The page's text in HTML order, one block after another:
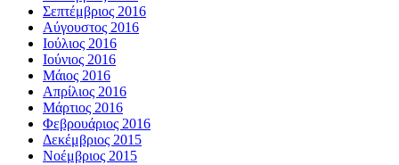
Σεπτέμβριος 2016
Αύγουστος 2016
Ιούλιος 2016
Ιούνιος 2016
Μάιος 2016
Απρίλιος 2016
Μάρτιος 2016
Φεβρουάριος 2016
Δεκέμβριος 2015
Νοέμβριος 2015